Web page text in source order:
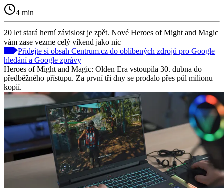
4 min
20 let stará herní závislost je zpět. Nové Heroes of Might and Magic
vám zase vezme celý víkend jako nic
Přidejte si obsah Centrum.cz do oblíbených zdrojů pro Google
hledání a Google zprávy
Heroes of Might and Magic: Olden Era vstoupila 30. dubna do
předběžného přístupu. Za první tři dny se prodalo přes půl milionu
kopií.